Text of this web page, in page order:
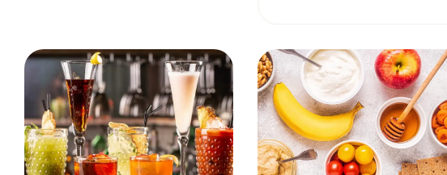
gr
Choix pour Votre
Santé